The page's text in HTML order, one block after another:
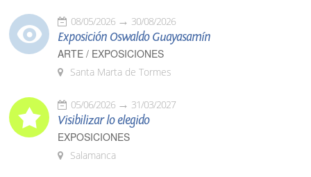
08/05/2026 30/08/2026
Exposición Oswaldo Guayasamín
ARTE / EXPOSICIONES
Santa Marta de Tormes
05/06/2026 31/03/2027
Visibilizar lo elegido
EXPOSICIONES
Salamanca